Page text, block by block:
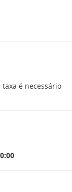
é necessário